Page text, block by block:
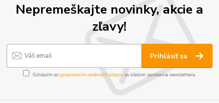
Nepremeškajte novinky, akcie a
zľavy!
Prihlásiť sa
Súhlasím sospracovaním osobných údajov za účelom zasielania newslettera.